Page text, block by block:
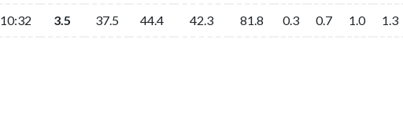
10:32 3.5 37.5 44.4 42.3 81.8 0.3 0.7 1.0 1.3